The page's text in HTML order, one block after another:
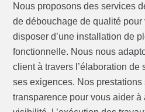
Nous proposons des services
de débouchage de qualité pour
disposer d’une installation de
fonctionnelle. Nous nous
client à travers l’élaboration de
ses exigences. Nos
transparence pour vous aider